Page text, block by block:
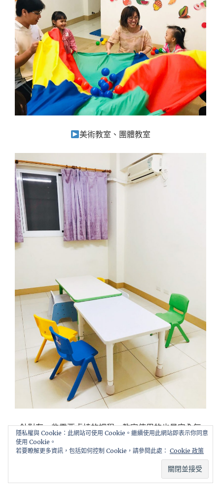
美術教室、團體教室
針對有一些需要桌椅的課程，教室使用的也是完全無
隱私權與 Cookie：此網站可使用 Cookie。繼續使用此網站即表示你同意
使用 Cookie。
若要瞭解更多資訊，包括如何控制 Cookie，請參閱此處： Cookie 政策